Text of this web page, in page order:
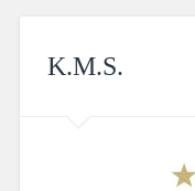
K.M.S.